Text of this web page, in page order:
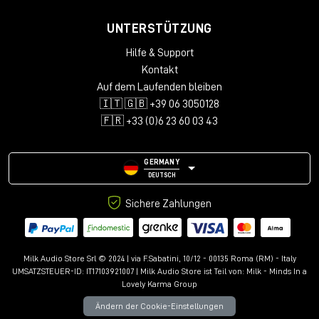
und passt sich perfekt an jedes Audioformat an.
Unterstützte Systeme: macOS 10.14+ (Intel und Apple
Silicon), Windows 10+
Plug-in-Formate: VST2, VST3, AU, AAX
Audio-Konfigurationen: Mono, Stereo, LCR, Quad, 5.0-
Unterstützung für bis zu 12 immersive Kanäle
Bibliothek mit über 150 Voreinstellungen
Lock, A/B-Vergleich
Anpassbare Oberfläche mit Undo/Redo
UNTERSTÜTZUNG
Hilfe & Support
Kontakt
Auf dem Laufenden bleiben
🇮🇹 🇬🇧 +39 06 3050128
🇫🇷 +33 (0)6 23 60 03 43
GERMANY
DEUTSCH
Sichere Zahlungen
Milk Audio Store Srl © 2024 | via F.Sabatini, 10/12 - 00135 Roma (RM) - Italy
UMSATZSTEUER-ID: IT17103921007 | Milk Audio Store ist Teil von: Milk - Minds In a
Lovely Karma Group
Ändern der Cookie-Einstellungen